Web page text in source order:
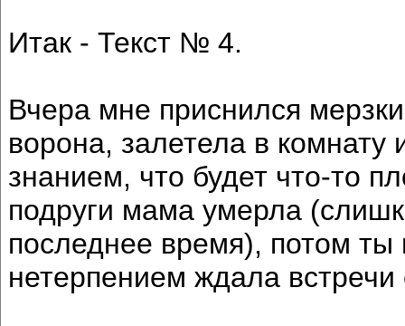
Итак - Текст № 4.
Вчера мне приснился
ворона, залетела в комнату
знанием, что будет что-то
подруги мама умерла
последнее время), потом
нетерпением ждала